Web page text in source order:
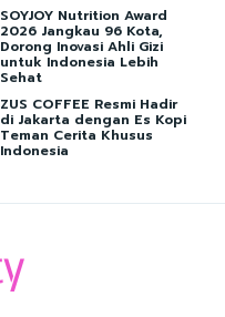
SOYJOY Nutrition Award
2026 Jangkau 96 Kota,
Dorong Inovasi Ahli Gizi
untuk Indonesia Lebih
Sehat
ZUS COFFEE Resmi Hadir
di Jakarta dengan Es Kopi
Teman Cerita Khusus
Indonesia